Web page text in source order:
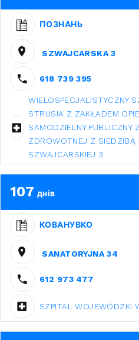
ПОЗНАНЬ
SZWAJCARSKA 3
618 739 395
WIELOSPECJALISTYCZNY
STRUSIA Z ZAKŁADEM
SAMODZIELNY PUBLICZNY
ZDROWOTNEJ Z SIEDZIBĄ
SZWAJCARSKIEJ 3
107 днів
КОВАНУВКО
SANATORYJNA 34
612 973 477
SZPITAL WOJEWÓDZKI